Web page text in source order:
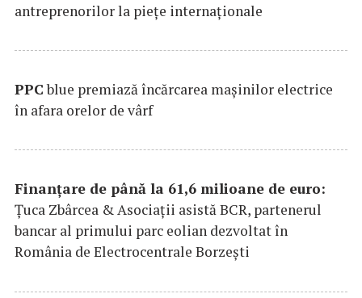
antreprenorilor la pieţe internaţionale
PPCblue premiază încărcarea maşinilor electrice
în afara orelor de vârf
Finanțare de până la 61,6 milioane de euro:
Țuca Zbârcea & Asociații asistă BCR, partenerul
bancar al primului parc eolian dezvoltat în
România de Electrocentrale Borzești